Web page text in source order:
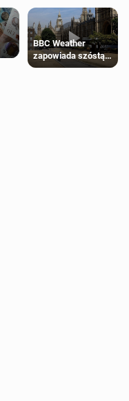
BBC Weather
zapowiada szóstą
falę upałów w